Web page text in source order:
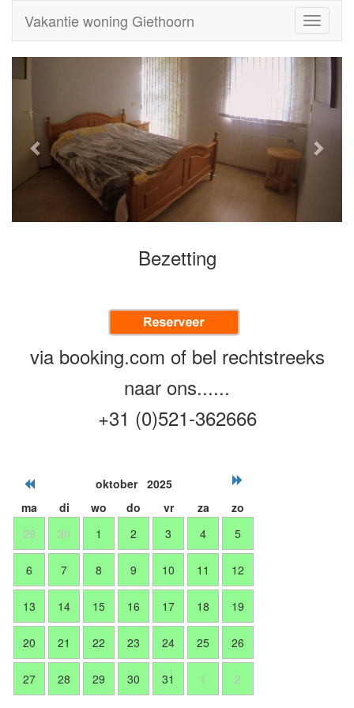
Toggle
Vakantie woning Giethoorn
Bezetting
via booking.com of bel rechtstreeks
naar ons......
+31 (0)521-362666
oktober 2025
ma
di wo do vr za
zo
29
30 1 2 3 4 5
6 7 8 9 10 11 12
13 14 15 16 17 18 19
20 21 22 23 24 25 26
27 28 29 30 31 1 2